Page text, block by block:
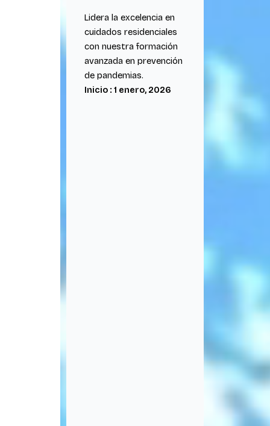
Lidera la excelencia en
cuidados residenciales
con nuestra formación
avanzada en prevención
de pandemias.
Inicio : 1 enero, 2026